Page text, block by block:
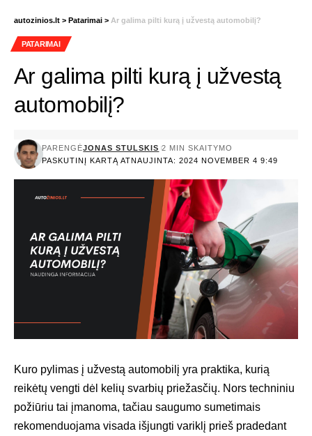
autozinios.lt > Patarimai > Ar galima pilti kurą į užvestą automobilį?
PATARIMAI
Ar galima pilti kurą į užvestą
automobilį?
PASKUTINĮ KARTĄ ATNAUJINTA: 2024 NOVEMBER 4 9:49
PARENGĖJONAS STULSKIS 2 MIN SKAITYMO
Kuro pylimas į užvestą automobilį yra praktika, kurią
reikėtų vengti dėl kelių svarbių priežasčių. Nors techniniu
požiūriu tai įmanoma, tačiau saugumo sumetimais
rekomenduojama visada išjungti variklį prieš pradedant